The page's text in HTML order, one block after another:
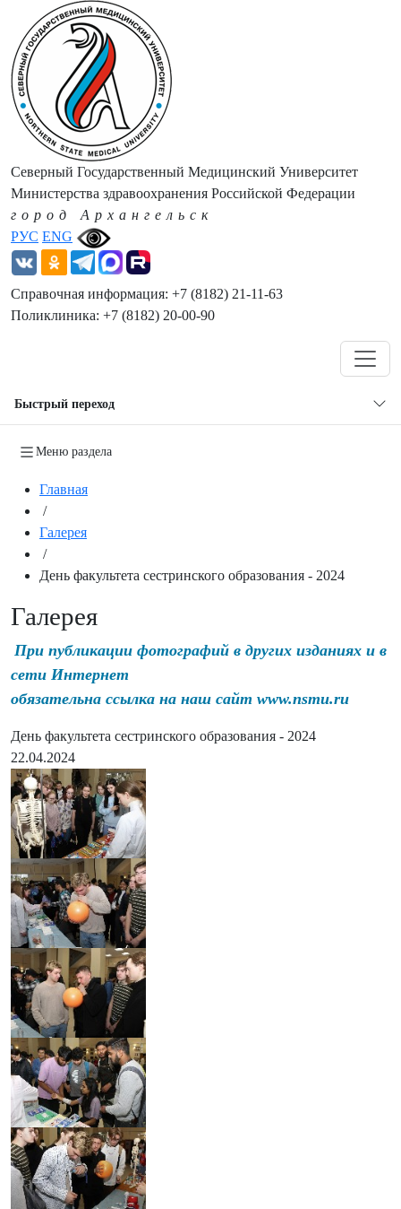
РУС ENG
Северный Государственный Медицинский Университет
Министерства здравоохранения Российской Федерации
город Архангельск
Справочная информация: +7 (8182) 21-11-63
Поликлиника: +7 (8182) 20-00-90
Быстрый переход
Меню раздела
Главная
/
Галерея
/
День факультета сестринского образования - 2024
Галерея
При публикации фотографий в других изданиях и в
сети Интернет
обязательна ссылка на наш сайт www.nsmu.ru
День факультета сестринского образования - 2024
22.04.2024